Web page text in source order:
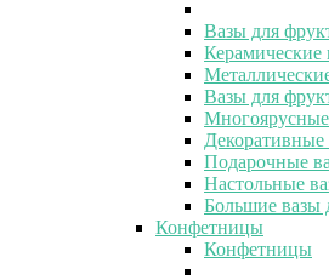
Вазы для
Керамические
Вазы для
Декоративные
Подарочные
Настольные
Большие вазы
Конфетницы
Конфетницы